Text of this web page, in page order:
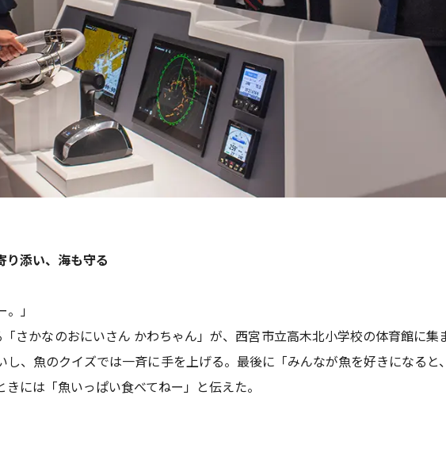
り添い、海も守る
」
さかなのおにいさん かわちゃん」が、西宮市立高木北小学校の体育館に集
、魚のクイズでは一斉に手を上げる。最後に「みんなが魚を好きになると
には「魚いっぱい食べてねー」と伝えた。